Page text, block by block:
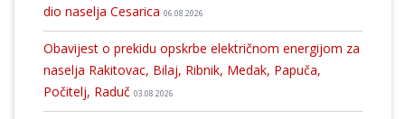
dio naselja Cesarica 06.08.2026
Obavijest o prekidu opskrbe električnom energijom za
naselja Rakitovac, Bilaj, Ribnik, Medak, Papuča,
Počitelj, Raduč 03.08.2026